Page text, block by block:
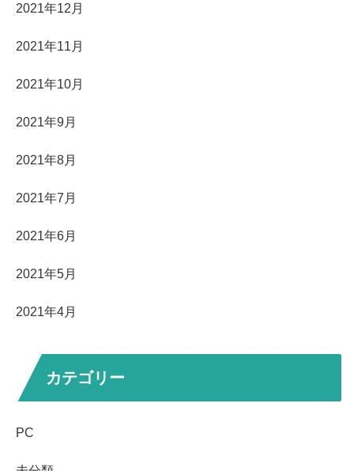
2021年12月
2021年11月
2021年10月
2021年9月
2021年8月
2021年7月
2021年6月
2021年5月
2021年4月
カテゴリー
PC